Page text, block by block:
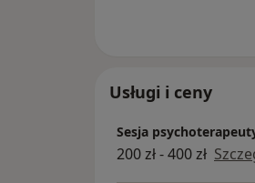
Usługi i ceny
Sesja
200 zł - 400 zł